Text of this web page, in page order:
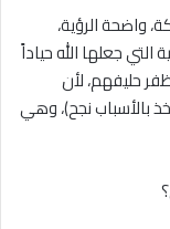
واضحة الرؤية،
التي جعلها الله حياداً
حليفهم، لأن
بالأسباب نجح)، وهي